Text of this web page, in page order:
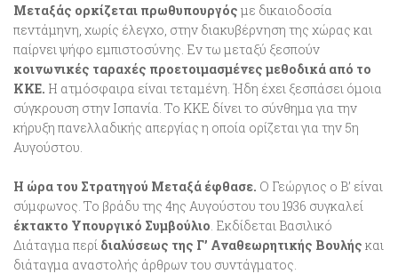
Μεταξάς ορκίζεται πρωθυπουργός με δικαιοδοσία
πεντάμηνη, χωρίς έλεγχο, στην διακυβέρνηση της χώρας και
παίρνει ψήφο εμπιστοσύνης. Εν τω μεταξύ ξεσπούν
κοινωνικές ταραχές προετοιμασμένες μεθοδικά από το
ΚΚΕ. Η ατμόσφαιρα είναι τεταμένη. Ήδη έχει ξεσπάσει όμοια
σύγκρουση στην Ισπανία. Το ΚΚΕ δίνει το σύνθημα για την
κήρυξη πανελλαδικής απεργίας η οποία ορίζεται για την 5η
Αυγούστου.
Η ώρα του Στρατηγού Μεταξά έφθασε. Ο Γεώργιος ο Β’ είναι
σύμφωνος. Το βράδυ της 4ης Αυγούστου του 1936 συγκαλεί
έκτακτο Υπουργικό Συμβούλιο . Εκδίδεται Βασιλικό
Διάταγμα περί διαλύσεως της Γ’ Αναθεωρητικής Βουλής και
διάταγμα αναστολής άρθρων του συντάγματος.